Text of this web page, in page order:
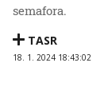
semafora.
TASR
18. 1. 2024 18:43:02